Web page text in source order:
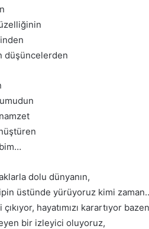
düşüncelerden
dolu dünyanın,
üstünde yürüyoruz kimi
hayatımızı karartıyor
bir izleyici oluyoruz,